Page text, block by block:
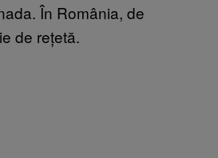
În România, de
de rețetă.